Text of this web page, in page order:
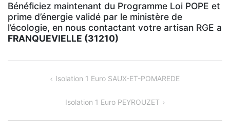
Bénéficiez maintenant du Programme Loi POPE et
prime d’énergie validé par le ministère de
l’écologie, en nous contactant votre artisan RGE a
FRANQUEVIELLE (31210)
NAVIGATIONIsolation 1 Euro SAUX-ET-POMAREDE
Isolation 1 Euro PEYROUZET